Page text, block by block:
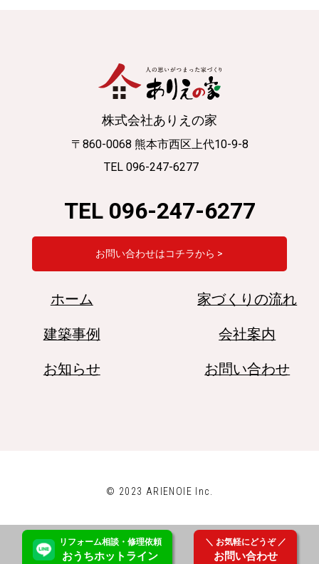
株式会社ありえの家
〒860-0068 熊本市西区上代10-9-8
TEL 096-247-6277
TEL 096-247-6277
お問い合わせはコチラから >
ホーム 家づくりの流れ
建築事例 会社案内
お知らせ お問い合わせ
© 2023 ARIENOIE Inc.
リフォーム相談・修理依頼
おうちホットライン
＼ お気軽にどうぞ ／
お問い合わせ